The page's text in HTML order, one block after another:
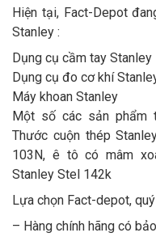
Hiện tại, Fact-Depot
Stanley :
Dụng cụ cầm tay Stanley
Dụng cụ đo cơ khí
Máy khoan Stanley
Một số các sản phẩm
Thước cuộn thép
103N, ê tô có mâm
Stanley Stel 142k
Lựa chọn Fact-depot,
– Hàng chính hãng có